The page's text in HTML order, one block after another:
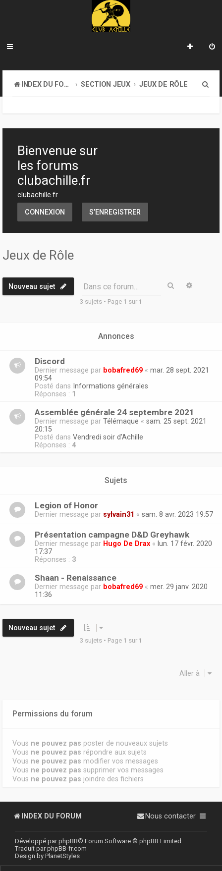
INDEX DU FORUM SECTION JEUX JEUX DE RÔLE
h
Bienvenue sur
les forums
clubachille.fr
clubachille.fr
CONNEXION S’ENREGISTRER
Jeux de Rôle
Nouveau sujet Dans ce forum… Rechercher
3 sujets • Page 1 sur 1
Annonces
Discord
Dernier message par bobafred69 « mar. 28 sept. 2021
09:54
Posté dans Informations générales
Réponses : 1
Assemblée générale 24 septembre 2021
Dernier message par Télémaque « sam. 25 sept. 2021
20:15
Posté dans Vendredi soir d'Achille
Réponses : 4
Sujets
Legion of Honor
Dernier message par sylvain31 « sam. 8 avr. 2023 19:57
Présentation campagne D&D Greyhawk
Dernier message par Hugo De Drax « lun. 17 févr. 2020
17:37
Réponses : 3
Shaan - Renaissance
Dernier message par bobafred69 « mer. 29 janv. 2020
11:36
Nouveau sujet
3 sujets • Page 1 sur 1
Aller à
Permissions du forum
Vous ne pouvez pas poster de nouveaux sujets
Vous ne pouvez pas répondre aux sujets
Vous ne pouvez pas modifier vos messages
Vous ne pouvez pas supprimer vos messages
Vous ne pouvez pas joindre des fichiers
INDEX DU FORUM Nous contacter
Développé parphpBB® Forum Software © phpBB Limited
Traduit parphpBB-fr.com
Design by PlanetStyles